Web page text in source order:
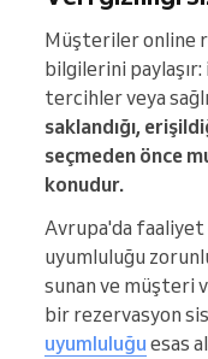
Müşteriler online
bilgilerini
tercihler veya
saklandığı,
seçmeden önce
konudur.
Avrupa'da
uyumluluğu
sunan ve müşteri
bir rezervasyon
uyumluluğu esas